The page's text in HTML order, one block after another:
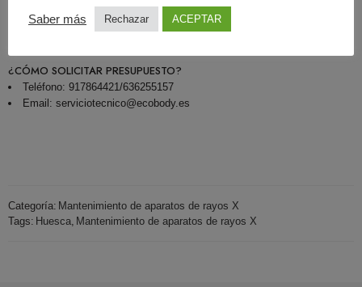
Servicio de mantenimiento preventivo de aparatos de rayos X
Informe emitido por empresa autorizada por el CSN
¿CÓMO SOLICITAR PRESUPUESTO?
Teléfono: 917864421/636255157
Email: serviciotecnico@ecobody.es
Categoría: Mantenimiento de aparatos de rayos X
Tags: Huesca Mantenimiento de aparatos de rayos X
Saber más Rechazar ACEPTAR